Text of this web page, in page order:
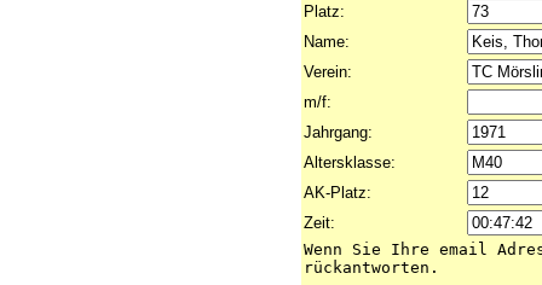
Platz:
Name:
Verein:
m/f:
Jahrgang:
Altersklasse:
AK-Platz:
Zeit:
Wenn Sie Ihre email
rückantworten.